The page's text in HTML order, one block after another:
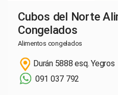
Cubos del Norte
Congelados
Alimentos congelados
Durán 5888 esq. Yegros
091 037 792